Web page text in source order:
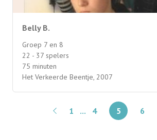
Belly B.
Groep 7 en 8
22 - 37 spelers
75 minuten
Het Verkeerde Beentje, 2007
1 ... 4 5 6